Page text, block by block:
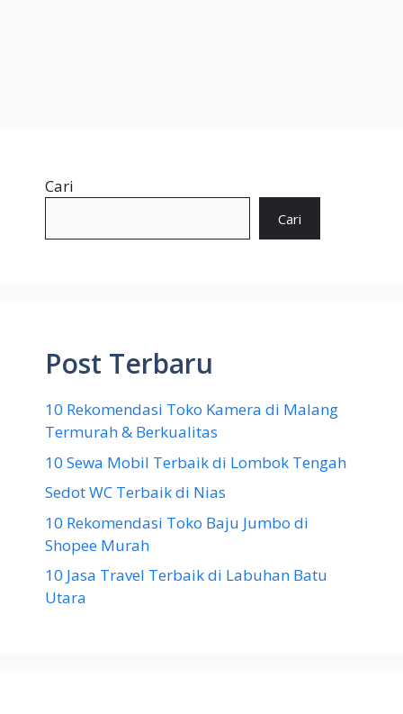
Cari
Cari
Post Terbaru
10 Rekomendasi Toko Kamera di Malang
Termurah & Berkualitas
10 Sewa Mobil Terbaik di Lombok Tengah
Sedot WC Terbaik di Nias
10 Rekomendasi Toko Baju Jumbo di
Shopee Murah
10 Jasa Travel Terbaik di Labuhan Batu
Utara